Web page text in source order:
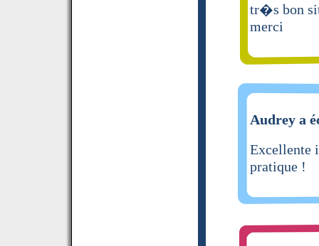
tr�s bon
merci
Audrey a
Excellente
pratique !